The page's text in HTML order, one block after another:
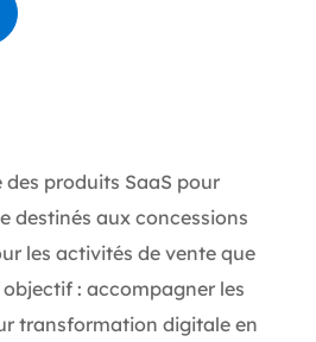
produits SaaS pour
destinés aux concessions
les activités de vente que
: accompagner les
transformation digitale en